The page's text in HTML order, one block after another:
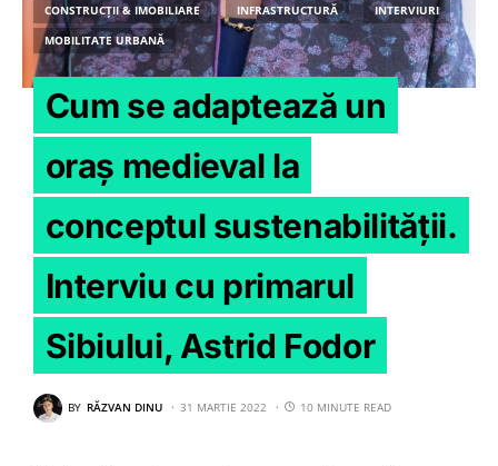
CONSTRUCȚII & IMOBILIARE INFRASTRUCTURĂ
INTERVIURI
MOBILITATE URBANĂ
Cum se adaptează un
oraș medieval la
conceptul sustenabilității.
Interviu cu primarul
Sibiului, Astrid Fodor
BY RĂZVAN DINU 31 MARTIE 2022 10 MINUTE READ